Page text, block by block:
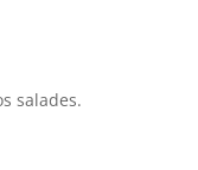
salades.